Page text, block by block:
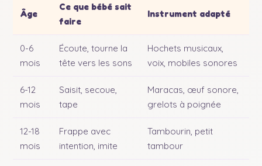
Âge
Ce que bébé sait
faire
Instrument adapté
0-6
mois
Écoute, tourne la
tête vers les sons
Hochets musicaux,
voix, mobiles sonores
6-12
mois
Saisit, secoue,
tape
Maracas, œuf sonore,
grelots à poignée
12-18
mois
Frappe avec
intention, imite
Tambourin, petit
tambour